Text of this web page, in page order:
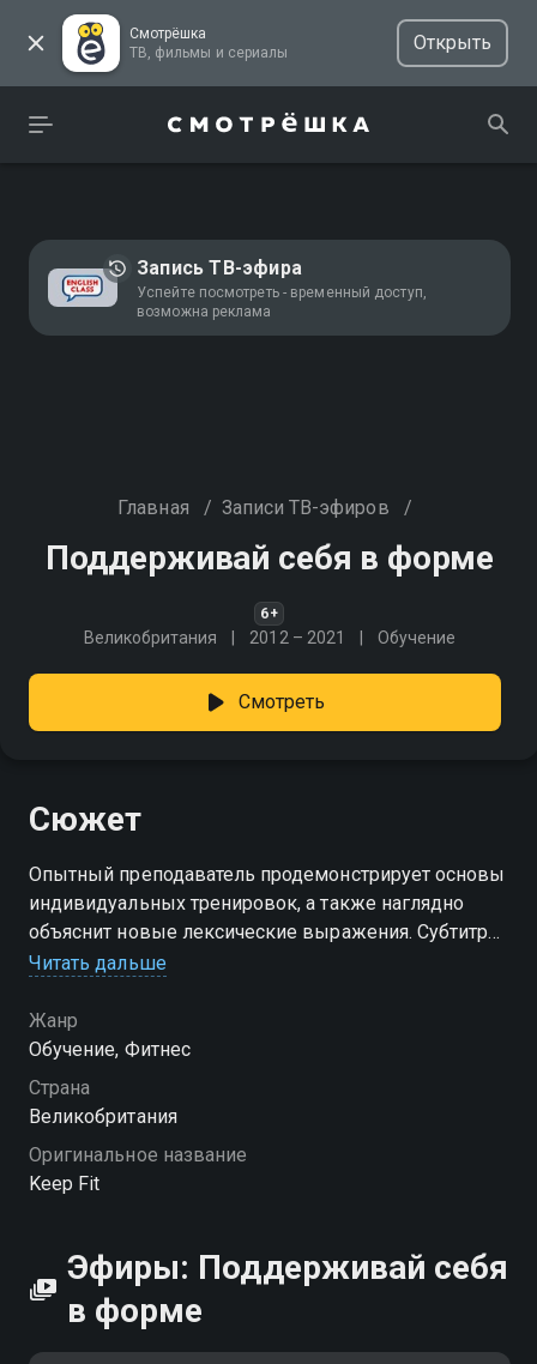
Смотрёшка
ТВ, фильмы и сериалы
Открыть
Запись ТВ-эфира
Успейте посмотреть - временный доступ,
возможна реклама
Главная / Записи ТВ-эфиров /
Поддерживай себя в форме
6+
Великобритания 2012 – 2021 Обучение
Смотреть
Сюжет
Опытный преподаватель продемонстрирует основы
индивидуальных тренировок, а также наглядно
объяснит новые лексические выражения. Субтитры
позволяют обобщить материал урока. Получайте
нашей программой!
Читать дальше
Жанр
Обучение, Фитнес
Страна
Великобритания
Оригинальное название
Keep Fit
Эфиры: Поддерживай себя
в форме